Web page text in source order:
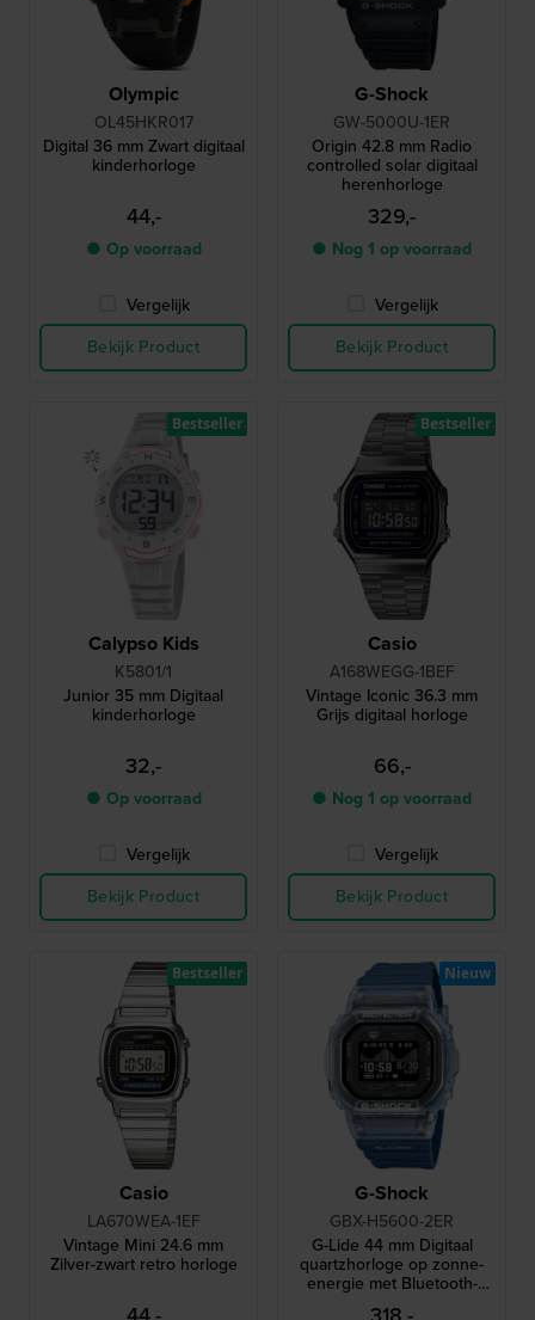
Olympic
OL45HKR017
Digital 36 mm Zwart digitaal
kinderhorloge
44,-
● Op voorraad
Vergelijk
Bekijk Product
G-Shock
GW-5000U-1ER
Origin 42.8 mm Radio
controlled solar digitaal
herenhorloge
329,-
● Nog 1 op voorraad
Vergelijk
Bekijk Product
Calypso Kids
K5801/1
Junior 35 mm Digitaal
kinderhorloge
32,-
● Op voorraad
Vergelijk
Bekijk Product
Bestseller
Casio
A168WEGG-1BEF
Vintage Iconic 36.3 mm
Grijs digitaal horloge
66,-
● Nog 1 op voorraad
Vergelijk
Bekijk Product
Bestseller
Casio
LA670WEA-1EF
Vintage Mini 24.6 mm
Zilver-zwart retro horloge
Bestseller
G-Shock
GBX-H5600-2ER
G-Lide 44 mm Digitaal
quartzhorloge op zonne-
energie met Bluetooth-
verbinding en MIP-display
Nieuw